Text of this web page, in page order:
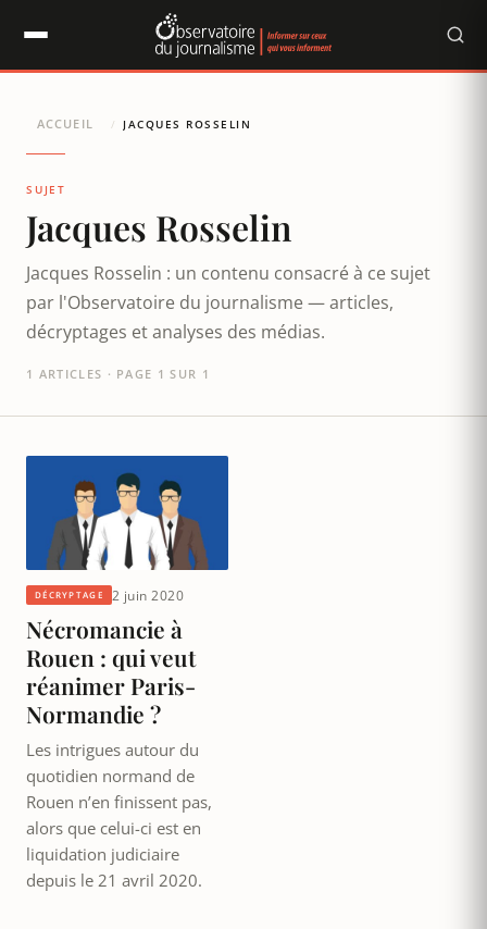
ACCUEIL / JACQUES ROSSELIN
SUJET
Jacques Rosselin
Jacques Rosselin : un contenu consacré à ce sujet
par l'Observatoire du journalisme — articles,
décryptages et analyses des médias.
1 ARTICLES · PAGE 1 SUR 1
DÉCRYPTAGE 2 juin 2020
Nécromancie à
Rouen : qui veut
réanimer Paris-
Normandie ?
Les intrigues autour du
quotidien normand de
Rouen n’en finissent pas,
alors que celui-ci est en
liquidation judiciaire
depuis le 21 avril 2020.
Panneau de gestion des cookies